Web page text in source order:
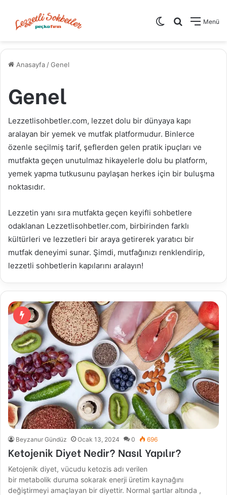
Menü
Arama yap
Dış görünümü
Anasayfa/Genel
Genel
Lezzetlisohbetler.com, lezzet dolu bir dünyaya kapı
aralayan bir yemek ve mutfak platformudur. Binlerce
özenle seçilmiş tarif, şeflerden gelen pratik ipuçları ve
mutfakta geçen unutulmaz hikayelerle dolu bu platform,
yemek yapma tutkusunu paylaşan herkes için bir buluşma
noktasıdır.
Lezzetin yanı sıra mutfakta geçen keyifli sohbetlere
odaklanan Lezzetlisohbetler.com, birbirinden farklı
kültürleri ve lezzetleri bir araya getirerek yaratıcı bir
mutfak deneyimi sunar. Şimdi, mutfağınızı renklendirip,
lezzetli sohbetlerin kapılarını aralayın!
Beyzanur Gündüz Ocak 13, 2024 0 696
Ketojenik Diyet Nedir? Nasıl Yapılır?
Ketojenik diyet, vücudu ketozis adı verilen
bir metabolik duruma sokarak enerji üretim kaynağını
değiştirmeyi amaçlayan bir diyettir. Normal şartlar altında ,